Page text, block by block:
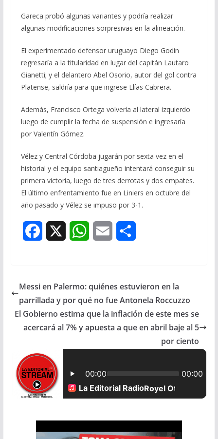
Gareca probó algunas variantes y podría realizar
algunas modificaciones sorpresivas en la alineación.
El experimentado defensor uruguayo Diego Godín
regresaría a la titularidad en lugar del capitán Lautaro
Gianetti; y el delantero Abel Osorio, autor del gol contra
Platense, saldría para que ingrese Elías Cabrera.
Además, Francisco Ortega volvería al lateral izquierdo
luego de cumplir la fecha de suspensión e ingresaría
por Valentín Gómez.
Vélez y Central Córdoba jugarán por sexta vez en el
historial y el equipo santiagueño intentará conseguir su
primera victoria, luego de tres derrotas y dos empates.
El último enfrentamiento fue en Liniers en octubre del
año pasado y Vélez se impuso por 3-1.
e
o
k
W
t
A
p
i
l
r
e
Messi en Palermo: quiénes estuvieron en la
parrillada y por qué no fue Antonela Roccuzzo
El Gobierno estima que la inflación de este mes se
acercará al 7% y apuesta a que en abril baje al 5
por ciento